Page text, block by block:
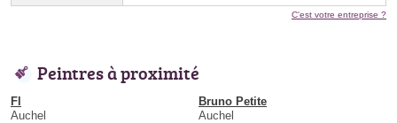
C'est votre entreprise ?
Peintres à proximité
Fl
Auchel
Bruno Petite
Auchel